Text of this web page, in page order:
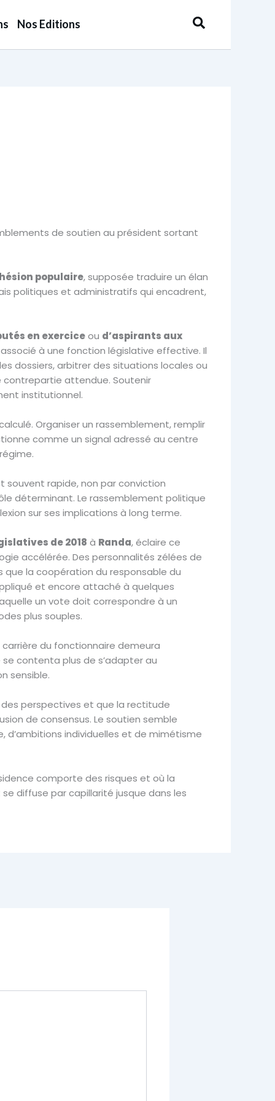
Nos Editions Rechercher
de soutien au président sortant
populaire, supposée traduire un élan
politiques et administratifs qui encadrent,
en exerciceou d’aspirants aux
à une fonction législative effective. Il
dossiers, arbitrer des situations locales ou
contrepartie attendue. Soutenir
institutionnel.
Organiser un rassemblement, remplir
comme un signal adressé au centre
souvent rapide, non par conviction
déterminant. Le rassemblement politique
sur ses implications à long terme.
de 2018 à Randa, éclaire ce
accélérée. Des personnalités zélées de
que la coopération du responsable du
et encore attaché à quelques
un vote doit correspondre à un
plus souples.
du fonctionnaire demeura
contenta plus de s’adapter au
sensible.
des perspectives et que la rectitude
de consensus. Le soutien semble
d’ambitions individuelles et de mimétisme
comporte des risques et où la
diffuse par capillarité jusque dans les